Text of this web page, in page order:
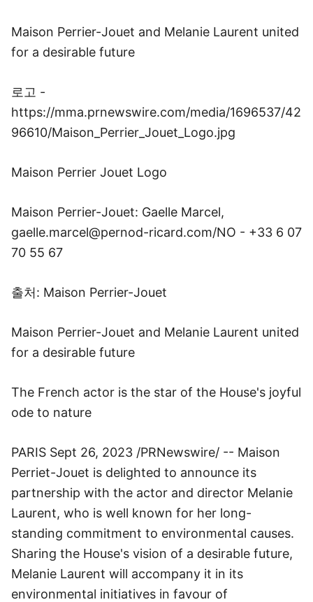
Maison Perrier-Jouet and Melanie Laurent united
for a desirable future
로고 -
https://mma.prnewswire.com/media/1696537/42
96610/Maison_Perrier_Jouet_Logo.jpg
Maison Perrier Jouet Logo
Maison Perrier-Jouet: Gaelle Marcel,
gaelle.marcel@pernod-ricard.com/NO - +33 6 07
70 55 67
출처: Maison Perrier-Jouet
Maison Perrier-Jouet and Melanie Laurent united
for a desirable future
The French actor is the star of the House's joyful
ode to nature
PARIS Sept 26, 2023 /PRNewswire/ -- Maison
Perriet-Jouet is delighted to announce its
partnership with the actor and director Melanie
Laurent, who is well known for her long-
standing commitment to environmental causes.
Sharing the House's vision of a desirable future,
Melanie Laurent will accompany it in its
environmental initiatives in favour of